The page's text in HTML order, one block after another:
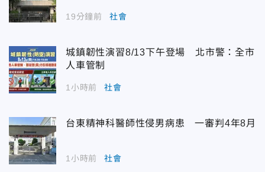
19分鐘前 社會
城鎮韌性演習8/13下午登場 北市警：全市
人車管制
1小時前 社會
台東精神科醫師性侵男病患 一審判4年8月
1小時前 社會